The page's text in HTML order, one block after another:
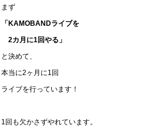
まず
「KAMOBANDライブを
2カ月に1回やる」
と決めて、
本当に2ヶ月に1回
ライブを行っています！
1回も欠かさずやれています。